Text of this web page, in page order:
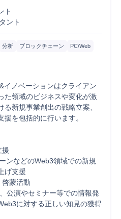
ト
ント
分析 ブロックチェーン
PC/Web
イノベーションはクライアン
た領域のビジネスや変化が激
新規事業創出の戦略立案、
を包括的に行います。
援
ンなどのWeb3領域での新規
げ支援
啓蒙活動
公演やセミナー等での情報発
に対する正しい知見の獲得